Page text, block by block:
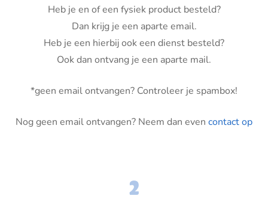
Heb je en of een fysiek product besteld?
Dan krijg je een aparte email.
Heb je een hierbij ook een dienst besteld?
Ook dan ontvang je een aparte mail.
*geen email ontvangen? Controleer je spambox!
Nog geen email ontvangen? Neem dan even contact op
2